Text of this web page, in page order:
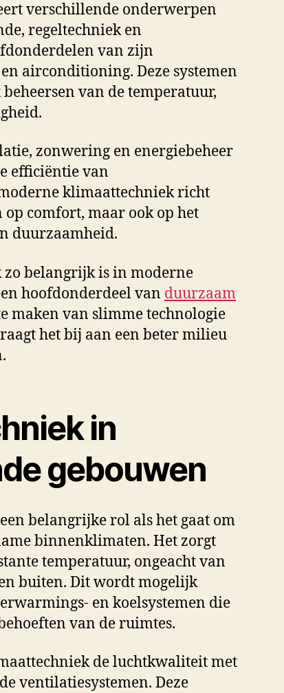
verschillende onderwerpen
regeltechniek en
van zijn
airconditioning. Deze systemen
van de temperatuur,
zonwering en energiebeheer
efficiëntie van
klimaattechniek richt
comfort, maar ook op het
duurzaamheid.
belangrijk is in moderne
hoofdonderdeel van duurzaam
maken van slimme technologie
het bij aan een beter milieu
in
gebouwen
belangrijke rol als het gaat om
binnenklimaten. Het zorgt
temperatuur, ongeacht van
buiten. Dit wordt mogelijk
en koelsystemen die
van de ruimtes.
de luchtkwaliteit met
ventilatiesystemen. Deze